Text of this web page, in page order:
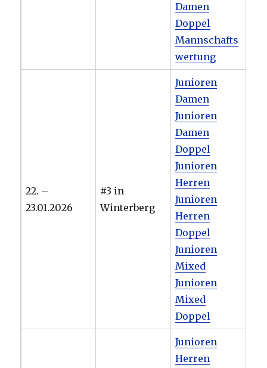
Damen
Doppel
Mannschafts
wertung
22. –
23.01.2026
#3 in
Winterberg
Junioren
Damen
Junioren
Damen
Doppel
Junioren
Herren
Junioren
Herren
Doppel
Junioren
Mixed
Junioren
Mixed
Doppel
Junioren
Herren